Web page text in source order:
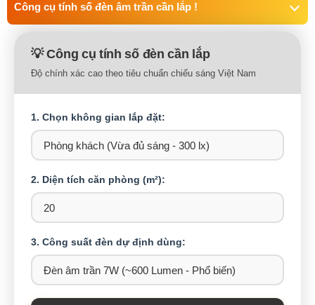
Công cụ tính số đèn âm trần cần lắp !
💡 Công cụ tính số đèn cần lắp
Độ chính xác cao theo tiêu chuẩn chiếu sáng Việt Nam
1. Chọn không gian lắp đặt:
2. Diện tích căn phòng (m²):
3. Công suất đèn dự định dùng: